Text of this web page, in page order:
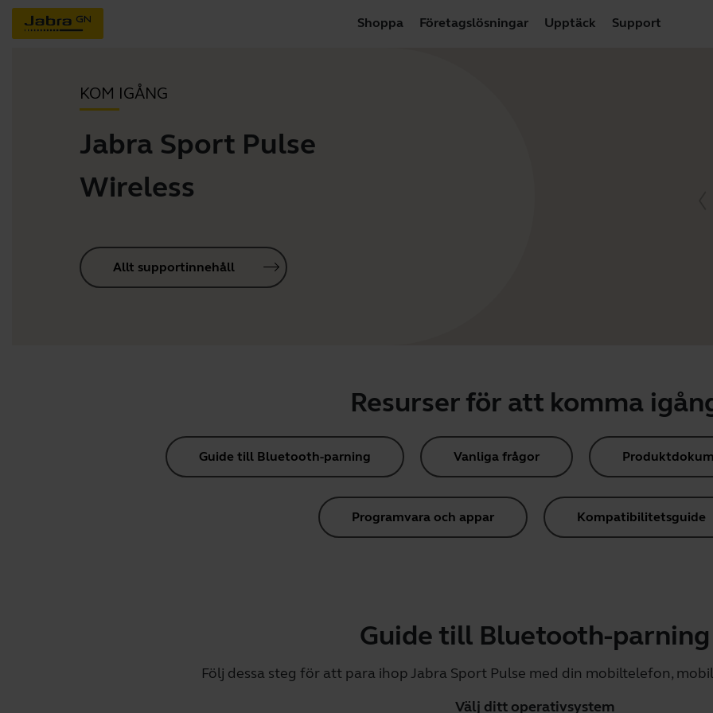
Shoppa Företagslösningar Upptäck Support
KOM IGÅNG
Jabra Sport Pulse
Wireless
Allt supportinnehåll
Resurser för att komma
Guide till Bluetooth-parning Vanliga frågor
Programvara och appar Kompatibilitetsguide
Guide till Bluetooth-parning
Följ dessa steg för att para ihop Jabra Sport Pulse med din mobiltelefon,
Välj ditt operativsystem